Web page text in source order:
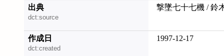
出典
dct:source
撃墜七十七機 / 鈴
作成日
dct:created
1997-12-17